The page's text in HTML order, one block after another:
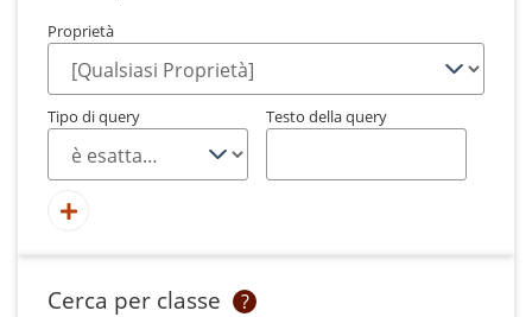
Proprietà
Tipo di query Testo della query
Cerca per classe ?